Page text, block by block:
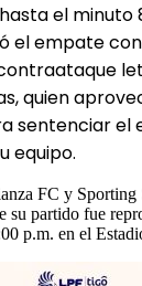
el minuto
el empate
quien
sentenciar el
equipo.
FC y
su partido fue
p.m. en el